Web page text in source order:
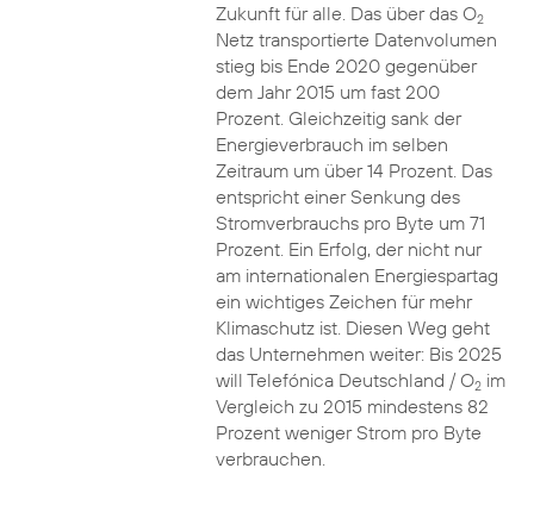
Zukunft für alle. Das über das O2
Netz transportierte Datenvolumen
stieg bis Ende 2020 gegenüber
dem Jahr 2015 um fast 200
Prozent. Gleichzeitig sank der
Energieverbrauch im selben
Zeitraum um über 14 Prozent. Das
entspricht einer Senkung des
Stromverbrauchs pro Byte um 71
Prozent. Ein Erfolg, der nicht nur
am internationalen Energiespartag
ein wichtiges Zeichen für mehr
Klimaschutz ist. Diesen Weg geht
das Unternehmen weiter: Bis 2025
will Telefónica Deutschland / O2im
Vergleich zu 2015 mindestens 82
Prozent weniger Strom pro Byte
verbrauchen.